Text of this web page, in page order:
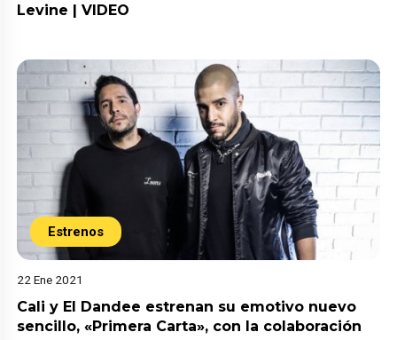
Levine | VIDEO
Estrenos
22 Ene 2021
Cali y El Dandee estrenan su emotivo nuevo
sencillo, «Primera Carta», con la colaboración